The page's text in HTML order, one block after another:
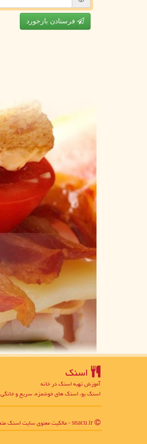
فرستادن بازخورد
اسنك
آموزش تهیه اسنک در خانه
اسنک یو، اسنک های خوشمزه، سریع و خانگی